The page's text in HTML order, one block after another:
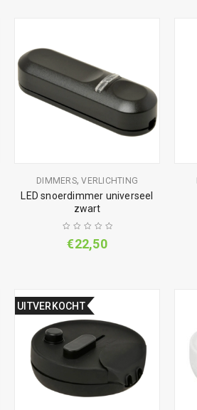
DIMMERS,VERLICHTING
LED snoerdimmer universeel
zwart
€22,50
UITVERKOCHT